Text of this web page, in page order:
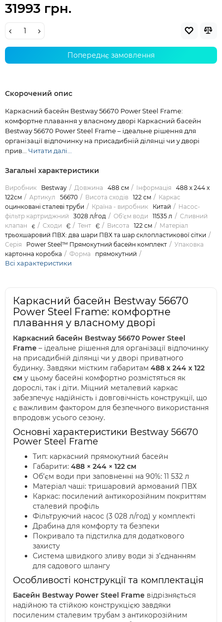
31993 грн.
Попереднє замовлення
Скорочений опис
Каркасний басейн Bestway 56670 Power Steel Frame:
комфортне плавання у власному дворі Каркасний басейн
Bestway 56670 Power Steel Frame – ідеальне рішення для
організації відпочинку на присадибній ділянці чи у дворі
прив... Читати далі...
Загальні характеристики
Виробник Bestway Довжина 488 см Інформація
488 x 244 x
122см
Артикул 56670 Висота сходів 122 см
Каркас
оцинковані сталеві труби
Країна - виробник Китай
Насос-
фільтр картриджний
3028 л/год Об'єм води 11535 л
Сливний
клапан
є Сходи Є Тент Є Висота 122 см
Матеріал
трьохшаровий ПВХ: два шари ПВХ та шар склопластикової сітки
Серія
Power Steel™ Прямокутний басейн комплект
Упаковка
картонна коробка
Форма прямокутний
Всі характеристики
Каркасний басейн Bestway 56670
Power Steel Frame: комфортне
плавання у власному дворі
Каркасний басейн Bestway 56670 Power Steel
Frame – ідеальне рішення для організації відпочинку
на присадибній ділянці чи у дворі приватного
будинку. Завдяки містким габаритам 488 x 244 x 122
см у цьому басейні комфортно розмістяться як
дорослі, так і діти. Міцний металевий каркас
забезпечує надійність і довговічність конструкції, що
є важливим фактором для безпечного використання
впродовж усього сезону.
Основні характеристики Bestway 56670
Power Steel Frame
Тип: каркасний прямокутний басейн
Габарити: 488 × 244 × 122 см
Об’єм води при заповненні на 90%: 11 532 л
Матеріал чаші: тришаровий армований ПВХ
Каркас: посилений антикорозійним покриттям
сталевий профіль
Фільтруючий насос (3 028 л/год) у комплекті
Драбина для комфорту та безпеки
Покривало та підстилка для додаткового
захисту
Система швидкого зливу води зі з’єднанням
для садового шлангу
Особливості конструкції та комплектація
Басейн Bestway Power Steel Frame відрізняється
надійною та стійкою конструкцією завдяки
посиленим сталевим трубам з антикорозійним